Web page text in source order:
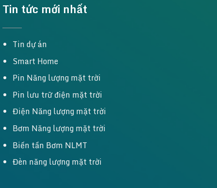
Tin tức mới nhất
Tin dự án
Smart Home
Pin Năng lượng mặt trời
Pin lưu trữ điện mặt trời
Điện Năng lượng mặt trời
Bơm Năng lượng mặt trời
Biến tần Bơm NLMT
Đèn năng lượng mặt trời